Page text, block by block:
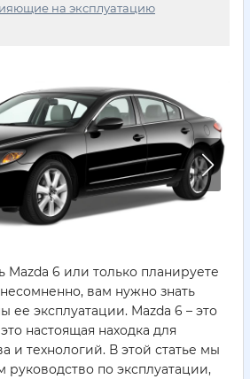
на эксплуатацию
Mazda 6 или только планируете
вам нужно знать
эксплуатации. Mazda 6 – это
настоящая находка для
и технологий. В этой статье мы
руководство по эксплуатации,